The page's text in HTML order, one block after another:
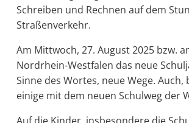
Schreiben und Rechnen auf dem
Straßenverkehr.
Am Mittwoch, 27. August 2025 bzw.
Nordrhein-Westfalen das neue
Sinne des Wortes, neue Wege.
einige mit dem neuen Schulweg der